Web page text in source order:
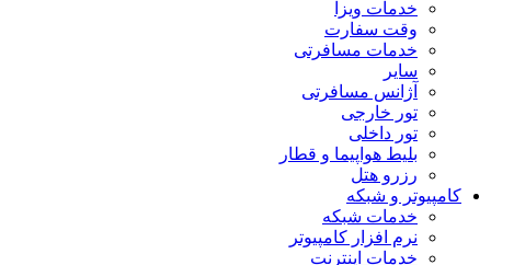
خدمات ویزا
وقت سفارت
خدمات مسافرتی
سایر
آژانس مسافرتی
تور خارجی
تور داخلی
بلیط هواپیما و قطار
رزرو هتل
کامپیوتر و شبکه
خدمات شبکه
نرم افزار کامپیوتر
خدمات اینترنت